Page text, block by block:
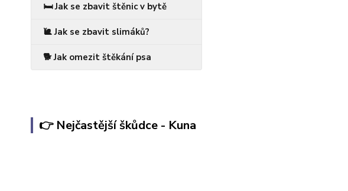
🛏️ Jak se zbavit štěnic v bytě
🐌 Jak se zbavit slimáků?
🐕 Jak omezit štěkání psa
👉 Nejčastější škůdce - Kuna